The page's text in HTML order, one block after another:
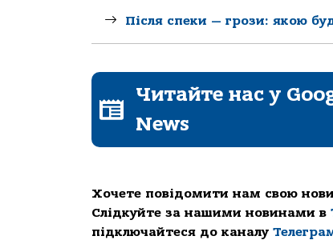
Після спеки — грози: якою
Читайте нас у
News
Хочете повідомити нам свою
Слідкуйте за нашими новинами в
підключайтеся до каналу